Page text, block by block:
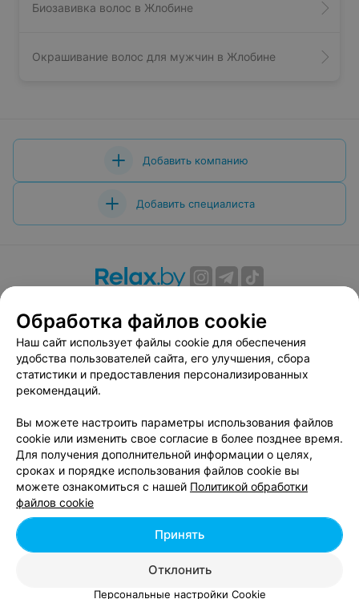
Биозавивка волос в Жлобине
Окрашивание волос для мужчин в Жлобине
Добавить компанию
Добавить специалиста
Вакансии
Публичный договор
Способы оплаты
Публичный договор по использованию сервиса
«Афиша»
Пользовательское соглашение
Связаться по вопросам сотрудничества
Написать руководителю relax.by
Персональные настройки cookie
Обработка персональных данных
| 220012, Республика Беларусь, г. Минск,
улица Толбухина, 2, пом. 16 | info@relax.by
Обработка файлов cookie
Наш сайт использует файлы cookie для обеспечения
удобства пользователей сайта, его улучшения, сбора
статистики и предоставления персонализированных
рекомендаций.
Вы можете настроить параметры использования файлов
cookie или изменить свое согласие в более позднее время.
Для получения дополнительной информации о целях,
сроках и порядке использования файлов cookie вы
можете ознакомиться с нашей Политикой обработки
файлов cookie
Отклонить
Принять
Персональные настройки Cookie